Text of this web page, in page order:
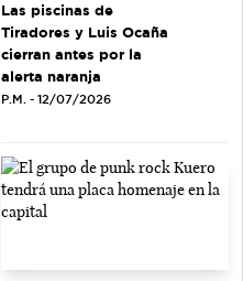
Las piscinas de
Tiradores y Luis Ocaña
cierran antes por la
alerta naranja
P.M. - 12/07/2026